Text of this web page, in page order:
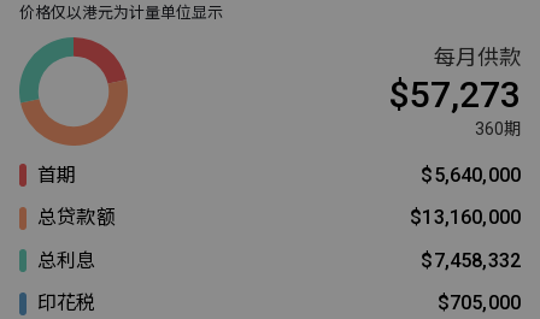
价格仅以港元为计量单位显示
每月供款
$57,273
360期
首期
$5,640,000
总贷款额
$13,160,000
总利息
$7,458,332
印花税
$705,000